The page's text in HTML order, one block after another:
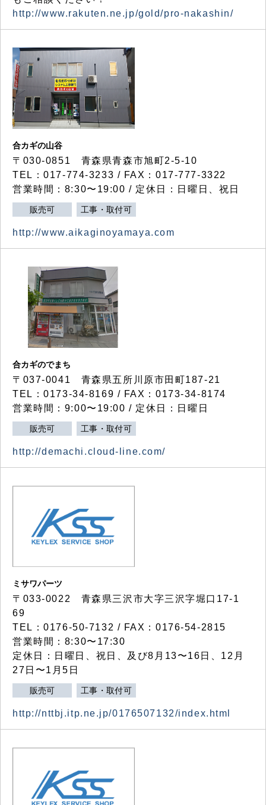
http://www.rakuten.ne.jp/gold/pro-nakashin/
合カギの山谷
〒030-0851 青森県青森市旭町2-5-10
TEL：017-774-3233 / FAX：017-777-3322
営業時間：8:30〜19:00 / 定休日：日曜日、祝日
販売可 工事・取付可
http://www.aikaginoyamaya.com
合カギのでまち
〒037-0041 青森県五所川原市田町187-21
TEL：0173-34-8169 / FAX：0173-34-8174
営業時間：9:00〜19:00 / 定休日：日曜日
販売可 工事・取付可
http://demachi.cloud-line.com/
ミサワパーツ
〒033-0022 青森県三沢市大字三沢字堀口17-1
69
TEL：0176-50-7132 / FAX：0176-54-2815
営業時間：8:30〜17:30
定休日：日曜日、祝日、及び8月13〜16日、12月
27日〜1月5日
販売可 工事・取付可
http://nttbj.itp.ne.jp/0176507132/index.html